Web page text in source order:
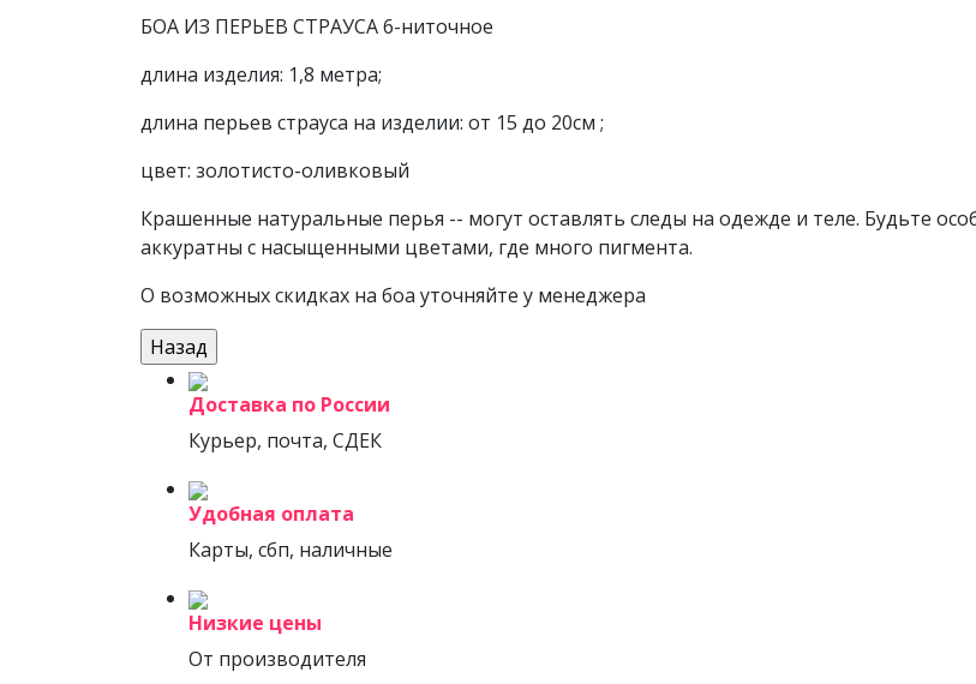
БОА ИЗ ПЕРЬЕВ СТРАУСА 6-ниточное
длина изделия: 1,8 метра;
длина перьев страуса на изделии: от 15 до 20см ;
цвет: золотисто-оливковый
Крашенные натуральные перья -- могут оставлять следы на одежде и теле. Будьте
аккуратны с насыщенными цветами, где много пигмента.
О возможных скидках на боа уточняйте у менеджера
Доставка по России
Курьер, почта, СДЕК
Удобная оплата
Карты, сбп, наличные
Низкие цены
От производителя